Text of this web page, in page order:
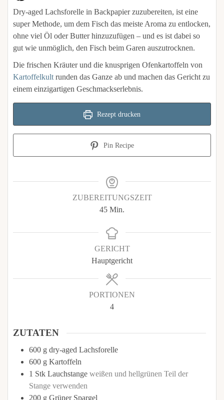
Dry-aged Lachsforelle in Backpapier zuzubereiten, ist eine
super Methode, um dem Fisch das meiste Aroma zu entlocken,
ohne viel Öl oder Butter hinzuzufügen – und es ist dabei so
gut wie unmöglich, den Fisch beim Garen auszutrocknen.
Die frischen Kräuter und die knusprigen Ofenkartoffeln von
Kartoffelkult runden das Ganze ab und machen das Gericht zu
einem einzigartigen Geschmackserlebnis.
Rezept drucken
Pin Recipe
ZUBEREITUNGSZEIT
45Minuten
Min.
GERICHT
Hauptgericht
PORTIONEN
4
ZUTATEN
600 g dry-aged Lachsforelle
600 g Kartoffeln
1 Stk Lauchstange weißen und hellgrünen Teil der
Stange verwenden
200 g Grüner Spargel